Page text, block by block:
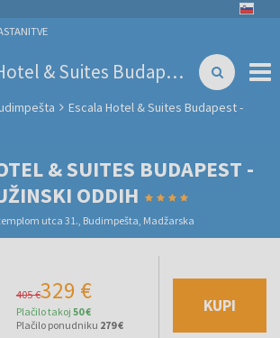
Escala Hotel & Suites Budapest - Družinski oddih
Escala Hotel & Suites Budapest -
& SUITES BUDAPEST -
ODDIH
utca 31., Budimpešta, Madžarska
405 €329 €
Plačilo takoj 50 €
Plačilo ponudniku 279 €
KUPI